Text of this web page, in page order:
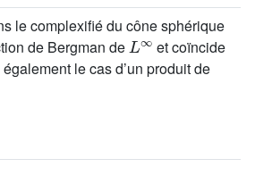
le complexifié du cône sphérique
de Bergman de
L∞
et coïncide
le cas d’un produit de